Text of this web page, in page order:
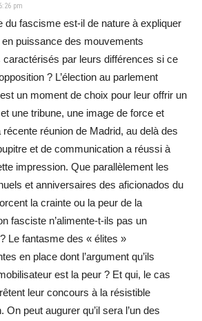
pm
du fascisme est-il de nature à expliquer
en puissance des mouvements
caractérisés par leurs différences si ce
? L’élection au parlement
un moment de choix pour leur offrir un
une tribune, une image de force et
récente réunion de Madrid, au delà des
et de communication a réussi à
impression. Que parallèlement les
et anniversaires des aficionados du
la crainte ou la peur de la
fasciste n’alimente-t-ils pas un
Le fantasme des « élites »
en place dont l’argument qu’ils
est la peur ? Et qui, le cas
leur concours à la résistible
On peut augurer qu’il sera l’un des